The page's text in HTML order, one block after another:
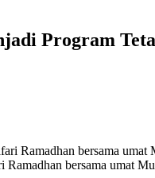
Program
Ramadhan bersama umat